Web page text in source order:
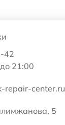
42
21:00
repair-center.ru
5